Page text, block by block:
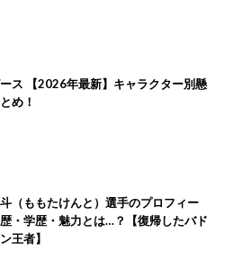
ス 【2026年最新】キャラクター別懸
め！
（ももたけんと）選手のプロフィー
・学歴・魅力とは…？【復帰したバド
王者】